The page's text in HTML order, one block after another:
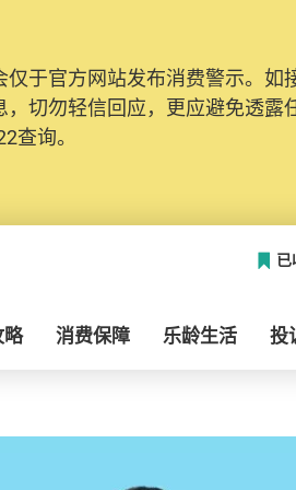
于官方网站发布消费警示。
切勿轻信回应，更应避免透
查询。
已
消费保障 乐龄生活 投